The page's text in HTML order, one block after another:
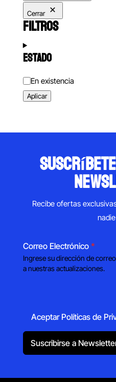
Cerrar
FILTROS
ESTADO
Estado
En existencia
Aplicar
Recibe ofertas
Correo Electrónico *
Ingrese su dirección de
a nuestras actualizaciones.
Aceptar Políticas de
Suscribirse a